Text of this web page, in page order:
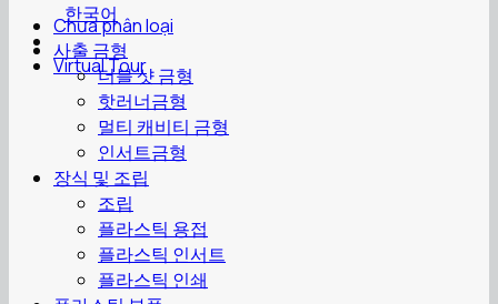
한국어
Virtual Tour
Chưa phân loại
사출 금형
더블 샷 금형
핫러너금형
멀티 캐비티 금형
인서트금형
장식 및 조립
조립
플라스틱 용접
플라스틱 인서트
플라스틱 인쇄